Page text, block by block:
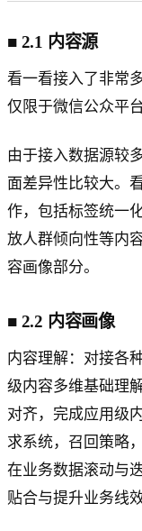
■ 2.1 内容源
看一看接入了非常
仅限于微信公众平
由于接入数据源较
面差异性比较大。
作，包括标签统一
放人群倾向性等内
容画像部分。
■ 2.2 内容画像
内容理解：对接各
级内容多维基础理
对齐，完成应用级
求系统，召回策略
在业务数据滚动与
贴合与提升业务线效